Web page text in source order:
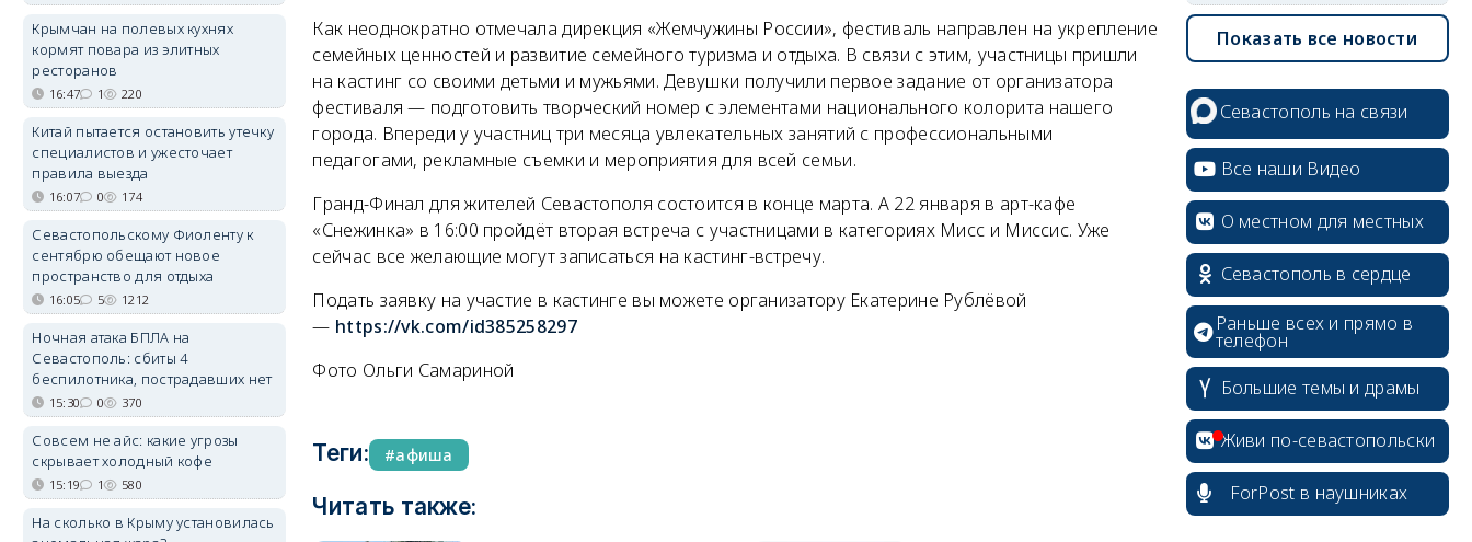
Как неоднократно отмечала дирекция «Жемчужины России», фестиваль направлен на укрепление
семейных ценностей и развитие семейного туризма и отдыха. В связи с этим, участницы пришли
на кастинг со своими детьми и мужьями. Девушки получили первое задание от организатора
фестиваля — подготовить творческий номер с элементами национального колорита нашего
города. Впереди у участниц три месяца увлекательных занятий с профессиональными
педагогами, рекламные съемки и мероприятия для всей семьи.
Гранд-Финал для жителей Севастополя состоится в конце марта. А 22 января в арт-кафе
«Снежинка» в 16:00 пройдёт вторая встреча с участницами в категориях Мисс и Миссис. Уже
сейчас все желающие могут записаться на кастинг-встречу.
Подать заявку на участие в кастинге вы можете организатору Екатерине Рублёвой
— https://vk.com/id385258297
Фото Ольги Самариной
Теги: афиша
Читать также:
Крымчан на полевых кухнях
кормят повара из элитных
ресторанов
16:47 1 220
Китай пытается остановить утечку
специалистов и ужесточает
правила выезда
16:07 0 174
Севастопольскому Фиоленту к
сентябрю обещают новое
пространство для отдыха
16:05 5 1212
Ночная атака БПЛА на
Севастополь: сбиты 4
беспилотника, пострадавших нет
15:30 0 370
Совсем не айс: какие угрозы
скрывает холодный кофе
15:19 1 580
На сколько в Крыму установилась
Показать все новости
Севастополь на связи
Все наши Видео
О местном для местных
Севастополь в сердце
Раньше всех и прямо в
телефон
Большие темы и драмы
Живи по-севастопольски
ForPost в наушниках